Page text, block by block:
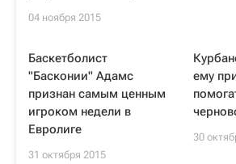
04 ноября 2015
Баскетболист
"Басконии" Адамс
признан самым ценным
игроком недели в
Евролиге
31 октября 2015
ему
30